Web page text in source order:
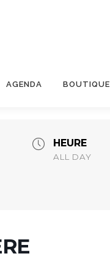
AGENDA BOUTIQUE
HEURE
ALL DAY